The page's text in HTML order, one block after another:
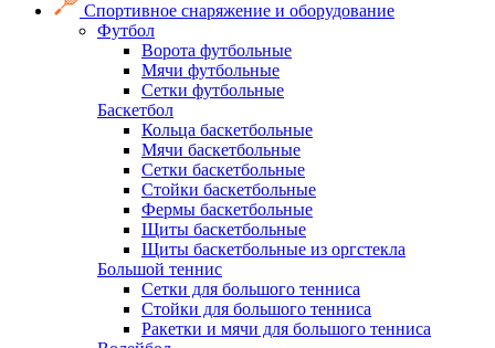
Спортивное снаряжение и оборудование
Футбол
Ворота футбольные
Мячи футбольные
Сетки футбольные
Баскетбол
Кольца баскетбольные
Мячи баскетбольные
Сетки баскетбольные
Стойки баскетбольные
Фермы баскетбольные
Щиты баскетбольные
Щиты баскетбольные из оргстекла
Большой теннис
Сетки для большого тенниса
Стойки для большого тенниса
Ракетки и мячи для большого тенниса